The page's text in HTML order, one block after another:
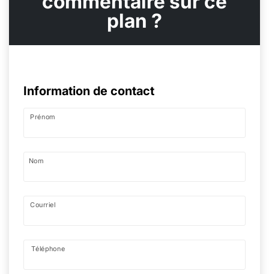
plan ?
Information de contact
Prénom
Nom
Courriel
Téléphone